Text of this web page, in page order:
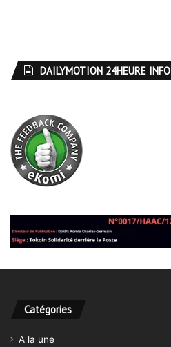
DAILYMOTION 24HEURE INFO
Catégories
A la une